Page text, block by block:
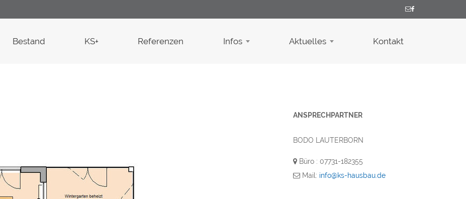
Bestand KS+ Referenzen Infos Aktuelles Kontakt
ANSPRECHPARTNER
BODO LAUTERBORN
Büro : 07731-182355
Mail: info@ks-hausbau.de